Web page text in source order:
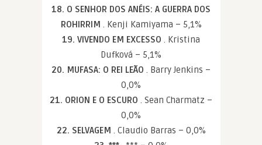
18. O SENHOR DOS ANÉIS: A GUERRA DOS
ROHIRRIM . Kenji Kamiyama – 5,1%
19. VIVENDO EM EXCESSO . Kristina
Dufková – 5,1%
20. MUFASA: O REI LEÃO . Barry Jenkins –
0,0%
21. ORION E O ESCURO . Sean Charmatz –
0,0%
22. SELVAGEM . Claudio Barras – 0,0%